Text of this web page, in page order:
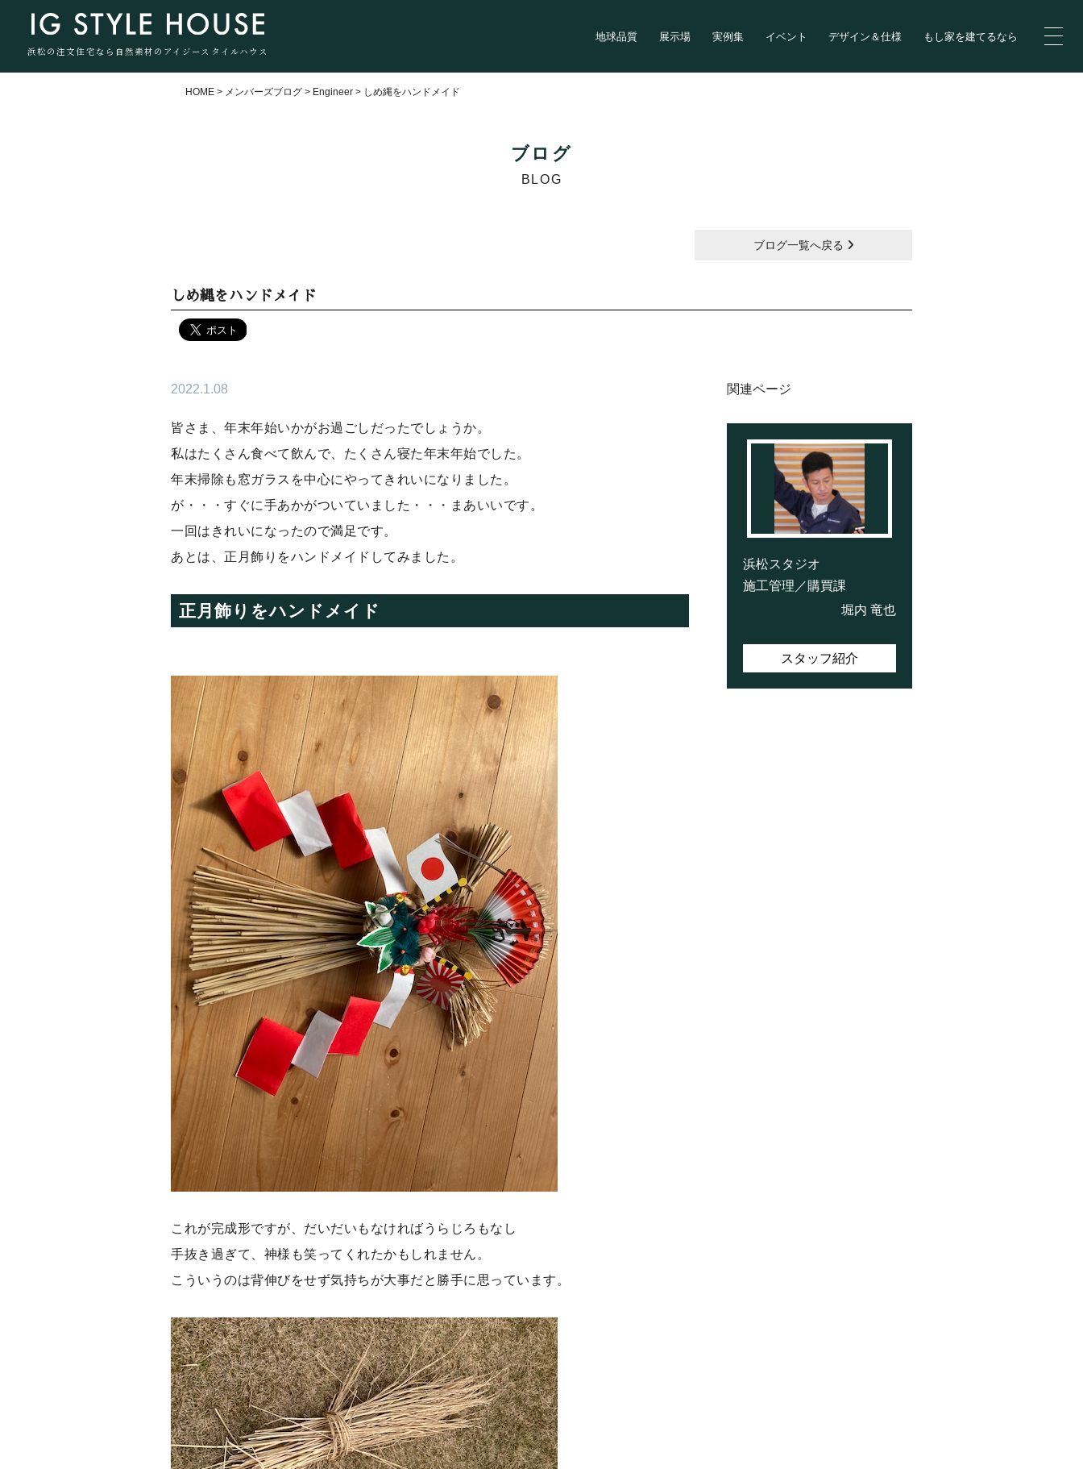
浜松の注文住宅なら自然素材のアイジースタイルハウス
地球品質 展示場 実例集 イベント デザイン＆仕様 もし家を建てるなら
HOME > メンバーズブログ > Engineer > しめ縄をハンドメイド
ブログ
BLOG
ブログ一覧へ戻る
しめ縄をハンドメイド
2022.1.08
皆さま、年末年始いかがお過ごしだったでしょうか。
私はたくさん食べて飲んで、たくさん寝た年末年始でした。
年末掃除も窓ガラスを中心にやってきれいになりました。
が・・・すぐに手あかがついていました・・・まあいいです。
一回はきれいになったので満足です。
あとは、正月飾りをハンドメイドしてみました。
正月飾りをハンドメイド
これが完成形ですが、だいだいもなければうらじろもなし
手抜き過ぎて、神様も笑ってくれたかもしれません。
こういうのは背伸びをせず気持ちが大事だと勝手に思っています。
関連ページ
浜松スタジオ
施工管理／購買課
堀内 竜也
スタッフ紹介